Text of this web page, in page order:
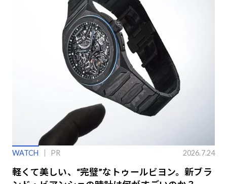
WATCH PR 2026.7.24
軽くて美しい、“完璧”なトゥールビヨン。新ブラ